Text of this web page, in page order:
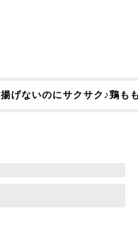
揚げないのにサクサク♪鶏も